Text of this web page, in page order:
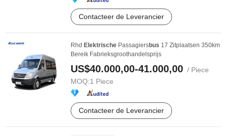
Contacteer de Leverancier
Rhd Elektrische Passagiersbus 17 Zitplaatsen 350km
Bereik Fabrieksgroothandelsprijs
US$40.000,00-41.000,00 / Piece
MOQ:1 Piece
Contacteer de Leverancier